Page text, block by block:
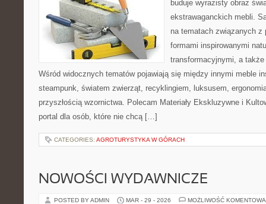
buduje wyrazisty obraz
ekstrawaganckich mebli.
na tematach związanych z
formami inspirowanymi
transformacyjnymi, a
Wśród widocznych tematów pojawiają się między innymi meble
steampunk, światem zwierząt, recyklingiem, luksusem,
przyszłością wzornictwa. Polecam Materiały Ekskluzywne i
portal dla osób, które nie chcą […]
CATEGORIES: AGROTURYSTYKA W GÓRACH
NOWOŚCI WYDAWNICZE
POSTED BY ADMIN MAR - 29 - 2026 MOŻLIWOŚĆ